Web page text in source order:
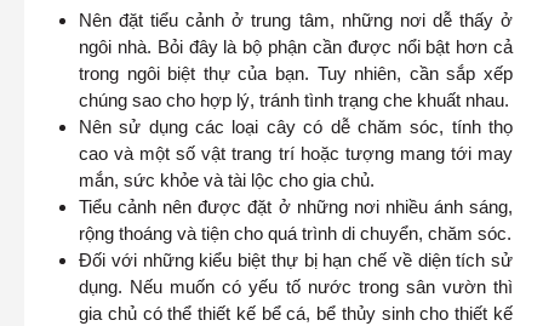
Nên đặt tiểu cảnh ở trung tâm, những nơi dễ thấy ở
ngôi nhà. Bỏi đây là bộ phận cần được nổi bật hơn cả
trong ngôi biệt thự của bạn. Tuy nhiên, cần sắp xếp
chúng sao cho hợp lý, tránh tình trạng che khuất nhau.
Nên sử dụng các loại cây có dễ chăm sóc, tính thọ
cao và một số vật trang trí hoặc tượng mang tới may
mắn, sức khỏe và tài lộc cho gia chủ.
Tiểu cảnh nên được đặt ở những nơi nhiều ánh sáng,
rộng thoáng và tiện cho quá trình di chuyển, chăm sóc.
Đối với những kiểu biệt thự bị hạn chế về diện tích sử
dụng. Nếu muốn có yếu tố nước trong sân vườn thì
gia chủ có thể thiết kế bể cá, bể thủy sinh cho thiết kế